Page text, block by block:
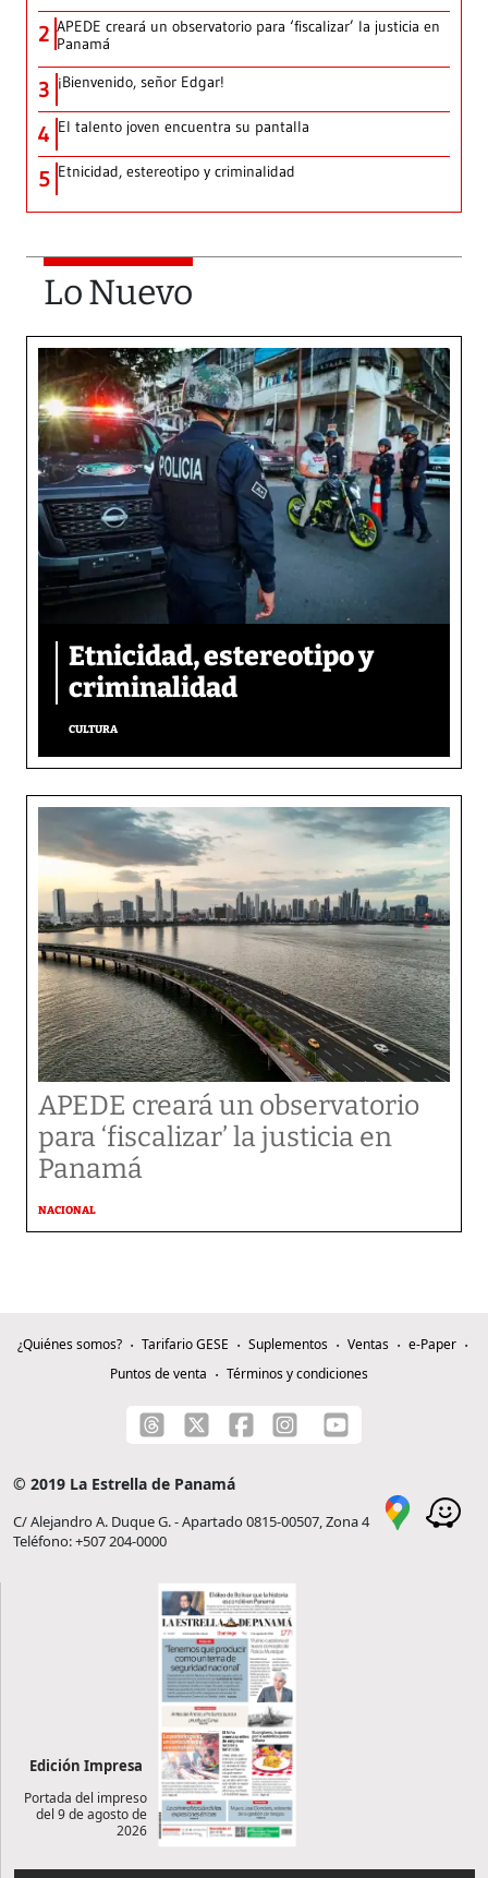
2 APEDE creará un observatorio para ‘fiscalizar’ la justicia en
Panamá
3 ¡Bienvenido, señor Edgar!
4 El talento joven encuentra su pantalla​
5 Etnicidad, estereotipo y criminalidad
Lo Nuevo
Etnicidad, estereotipo y
criminalidad
CULTURA
APEDE creará un observatorio
para ‘fiscalizar’ la justicia en
Panamá
NACIONAL
¿Quiénes somos? Tarifario GESE Suplementos Ventas
e-Paper
Puntos de venta
Términos y condiciones
© 2019 La Estrella de Panamá
C/ Alejandro A. Duque G. - Apartado 0815-00507, Zona 4
Teléfono: +507 204-0000
Edición Impresa
Portada del impreso
del 9 de agosto de
2026